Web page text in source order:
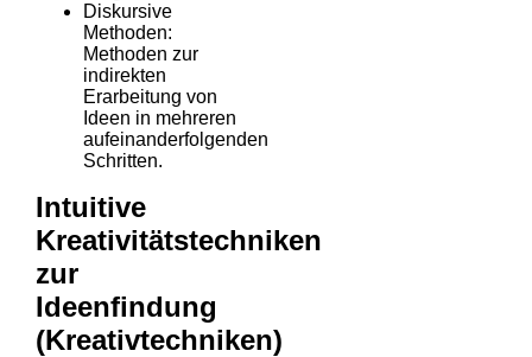
Diskursive
Methoden:
Methoden zur
indirekten
Erarbeitung von
Ideen in mehreren
aufeinanderfolgenden
Schritten.
Intuitive
Kreativitätstechniken
zur
Ideenfindung
(Kreativtechniken)